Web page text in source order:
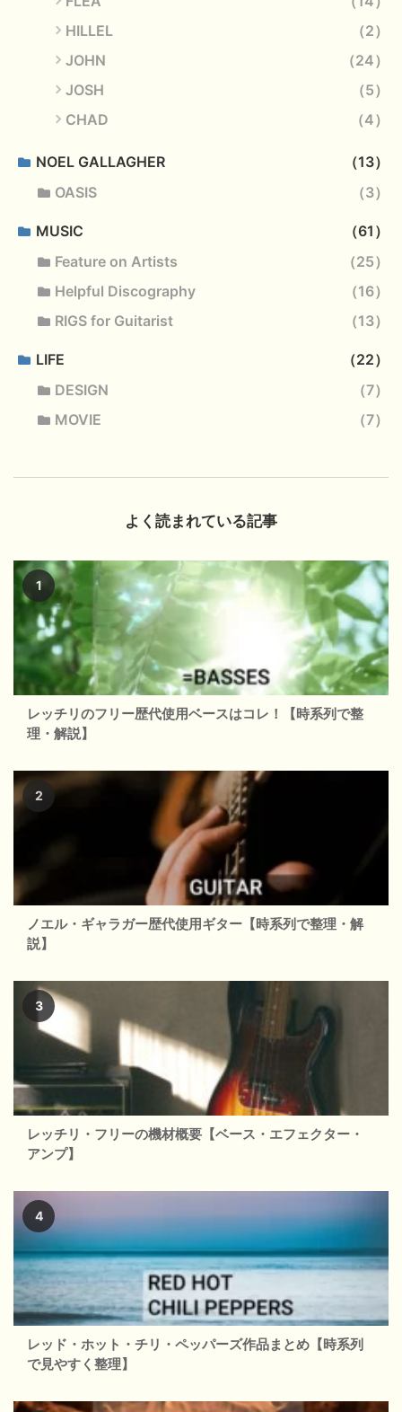
HILLEL
2
JOHN
24
JOSH
5
CHAD
4
NOEL GALLAGHER
13
OASIS
3
MUSIC
61
Feature on Artists
25
Helpful Discography
16
RIGS for Guitarist
13
LIFE
22
DESIGN
7
MOVIE
7
よく読まれている記事
レッチリのフリー歴代使用ベースはコレ！【時系列で整
理・解説】
ノエル・ギャラガー歴代使用ギター【時系列で整理・解
説】
レッチリ・フリーの機材概要【ベース・エフェクター・
アンプ】
レッド・ホット・チリ・ペッパーズ作品まとめ【時系列
で見やすく整理】